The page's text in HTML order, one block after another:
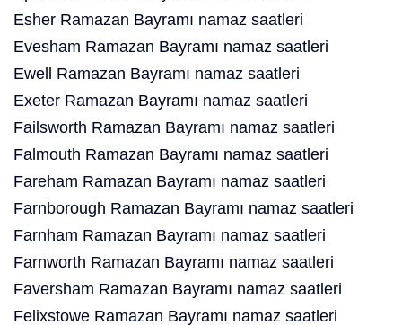
Esher Ramazan Bayramı namaz saatleri
Evesham Ramazan Bayramı namaz saatleri
Ewell Ramazan Bayramı namaz saatleri
Exeter Ramazan Bayramı namaz saatleri
Failsworth Ramazan Bayramı namaz saatleri
Falmouth Ramazan Bayramı namaz saatleri
Fareham Ramazan Bayramı namaz saatleri
Farnborough Ramazan Bayramı namaz saatleri
Farnham Ramazan Bayramı namaz saatleri
Farnworth Ramazan Bayramı namaz saatleri
Faversham Ramazan Bayramı namaz saatleri
Felixstowe Ramazan Bayramı namaz saatleri